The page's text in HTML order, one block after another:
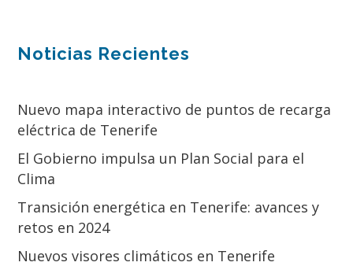
Noticias Recientes
Nuevo mapa interactivo de puntos de recarga
eléctrica de Tenerife
El Gobierno impulsa un Plan Social para el
Clima
Transición energética en Tenerife: avances y
retos en 2024
Nuevos visores climáticos en Tenerife